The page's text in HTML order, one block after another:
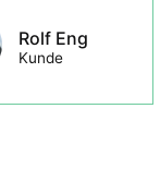
Rolf Eng
Kunde